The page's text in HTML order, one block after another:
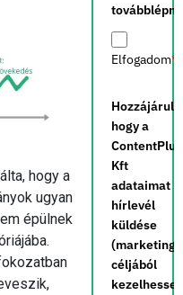
hogy a
ugyan
épülnek
továbblépni.
Elfogadom*
hogy a
ContentPlus
Kft
adataimat
hírlevél
küldése
(marketing)
céljából
kezelhesse,